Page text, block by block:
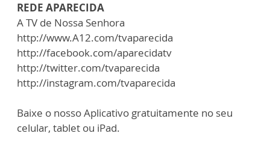
REDE APARECIDA
A TV de Nossa Senhora
http://www.A12.com/tvaparecida
http://facebook.com/aparecidatv
http://twitter.com/tvaparecida
http://instagram.com/tvaparecida
Baixe o nosso Aplicativo gratuitamente no seu
celular, tablet ou iPad.